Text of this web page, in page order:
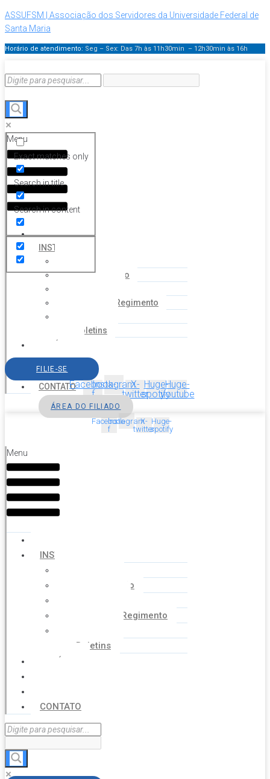
ASSUFSM | Associação dos Servidores da Universidade Federal de
Santa Maria
Horário de atendimento: Seg – Sex: Das 7h às 11h30min – 12h30min às 16h
Exact matches only
Search in title
Search in content
Menu
HOME
INSTITUCIONAL
Coordenação
Estatuto e Regimento
Boletins
SERVIÇOS
AGENDA
CONTATO
FILIE-SE
Facebook-
f
InstagramX-
twitter
Huge-
spotify
Huge-
youtube
ÁREA DO FILIADO
Facebook-
f
InstagramX-
twitter
Huge-
spotify
Menu
INSTITUCIONAL
Coordenação
Estatuto e Regimento
Boletins
NOTÍCIAS
CONTATO